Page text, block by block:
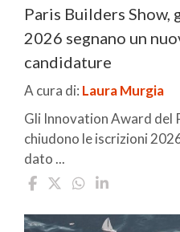
Paris Builders
2026 segnano un
candidature
A cura di: Laura Murgia
Gli Innovation Award del
chiudono le iscrizioni
dato ...